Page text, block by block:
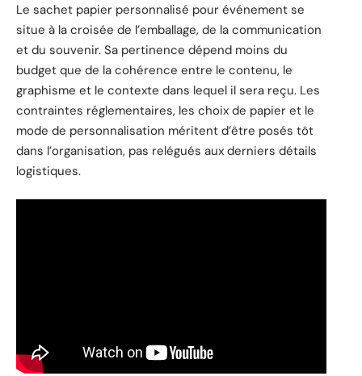
Le sachet papier personnalisé pour événement se
situe à la croisée de l’emballage, de la communication
et du souvenir. Sa pertinence dépend moins du
budget que de la cohérence entre le contenu, le
graphisme et le contexte dans lequel il sera reçu. Les
contraintes réglementaires, les choix de papier et le
mode de personnalisation méritent d’être posés tôt
dans l’organisation, pas relégués aux derniers détails
logistiques.